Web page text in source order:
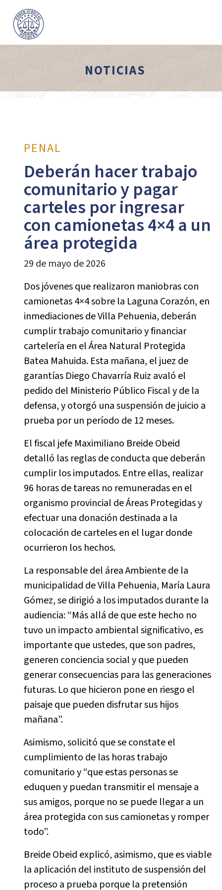
NOTICIAS
PENAL
Deberán hacer trabajo
comunitario y pagar
carteles por ingresar
con camionetas 4×4 a un
área protegida
29 de mayo de 2026
Dos jóvenes que realizaron maniobras con
camionetas 4×4 sobre la Laguna Corazón, en
inmediaciones de Villa Pehuenia, deberán
cumplir trabajo comunitario y financiar
cartelería en el Área Natural Protegida
Batea Mahuida. Esta mañana, el juez de
garantías Diego Chavarría Ruiz avaló el
pedido del Ministerio Público Fiscal y de la
defensa, y otorgó una suspensión de juicio a
prueba por un período de 12 meses.
El fiscal jefe Maximiliano Breide Obeid
detalló las reglas de conducta que deberán
cumplir los imputados. Entre ellas, realizar
96 horas de tareas no remuneradas en el
organismo provincial de Áreas Protegidas y
efectuar una donación destinada a la
colocación de carteles en el lugar donde
ocurrieron los hechos.
La responsable del área Ambiente de la
municipalidad de Villa Pehuenia, María Laura
Gómez, se dirigió a los imputados durante la
audiencia: “Más allá de que este hecho no
tuvo un impacto ambiental significativo, es
importante que ustedes, que son padres,
generen conciencia social y que pueden
generar consecuencias para las generaciones
futuras. Lo que hicieron pone en riesgo el
paisaje que pueden disfrutar sus hijos
mañana”.
Asimismo, solicitó que se constate el
cumplimiento de las horas trabajo
comunitario y “que estas personas se
eduquen y puedan transmitir el mensaje a
sus amigos, porque no se puede llegar a un
área protegida con sus camionetas y romper
todo”.
Breide Obeid explicó, asimismo, que es viable
la aplicación del instituto de suspensión del
proceso a prueba porque la pretensión